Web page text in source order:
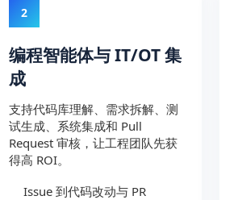
2
编程智能体与 IT/OT 集
成
支持代码库理解、需求拆解、测
试生成、系统集成和 Pull
Request 审核，让工程团队先获
得高 ROI。
Issue 到代码改动与 PR